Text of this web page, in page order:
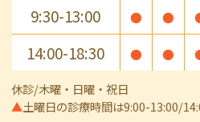
9:30-13:00 ● ●
14:00-18:30 ● ●
休診/木曜・日曜・祝日
▲土曜日の診療時間は9:00-13:00/